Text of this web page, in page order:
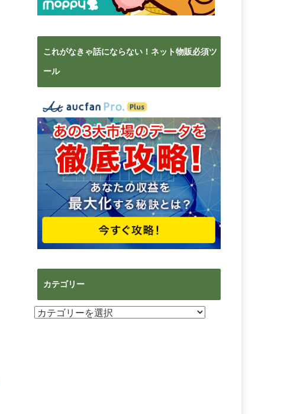
これがなきゃ話にならない！ネット物販必須ツ
ール
カテゴリー
カ